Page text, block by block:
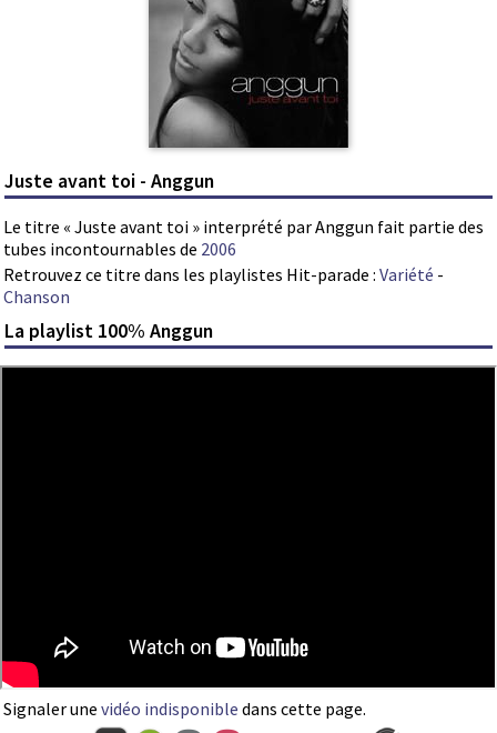
Juste avant toi - Anggun
Le titre « Juste avant toi » interprété par Anggun fait partie des
tubes incontournables de 2006
Retrouvez ce titre dans les playlistes Hit-parade : Variété -
Chanson
La playlist 100% Anggun
Signaler une vidéo indisponible dans cette page.